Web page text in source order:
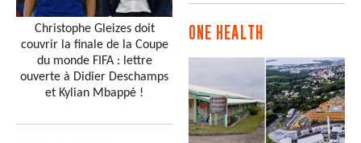
Christophe Gleizes doit
couvrir la finale de la Coupe
du monde FIFA : lettre
ouverte à Didier Deschamps
et Kylian Mbappé !
ONE HEALTH